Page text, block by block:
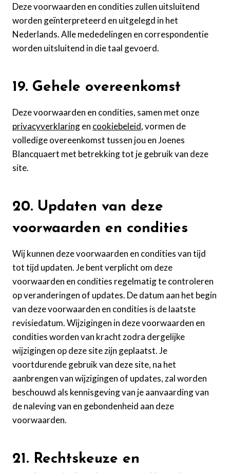
Deze voorwaarden en condities zullen uitsluitend
worden geïnterpreteerd en uitgelegd in het
Nederlands. Alle mededelingen en correspondentie
worden uitsluitend in die taal gevoerd.
19. Gehele overeenkomst
Deze voorwaarden en condities, samen met onze
privacyverklaringen cookiebeleid, vormen de
volledige overeenkomst tussen jou en Joenes
Blancquaert met betrekking tot je gebruik van deze
site.
20. Updaten van deze
voorwaarden en condities
Wij kunnen deze voorwaarden en condities van tijd
tot tijd updaten. Je bent verplicht om deze
voorwaarden en condities regelmatig te controleren
op veranderingen of updates. De datum aan het begin
van deze voorwaarden en condities is de laatste
revisiedatum. Wijzigingen in deze voorwaarden en
condities worden van kracht zodra dergelijke
wijzigingen op deze site zijn geplaatst. Je
voortdurende gebruik van deze site, na het
aanbrengen van wijzigingen of updates, zal worden
beschouwd als kennisgeving van je aanvaarding van
de naleving van en gebondenheid aan deze
voorwaarden.
21. Rechtskeuze en